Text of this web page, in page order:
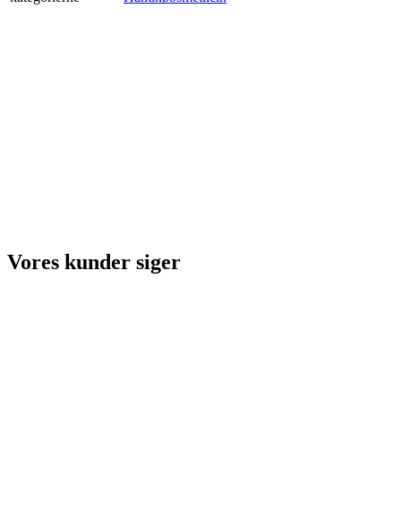
Vores kunder siger